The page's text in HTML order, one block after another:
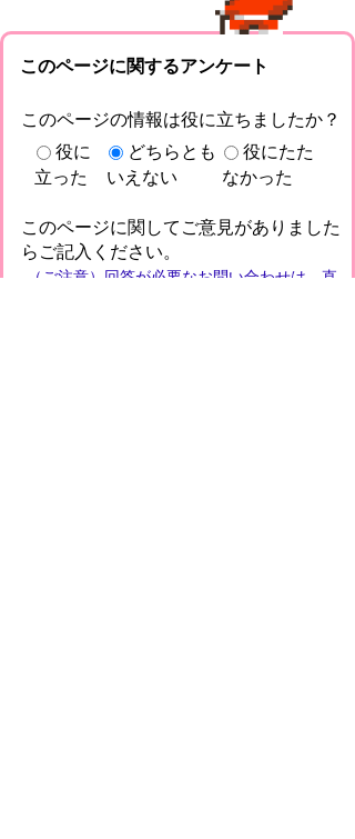
このページに関するアンケート
このページの情報は役に立ちましたか？
役に
立った
どちらとも
いえない
役にたた
なかった
このページに関してご意見がありました
らご記入ください。
（ご注意）回答が必要なお問い合わせは，直